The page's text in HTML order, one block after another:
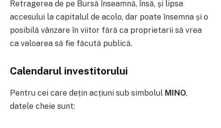
Retragerea de pe Bursă înseamnă, însă, și lipsa
accesului la capitalul de acolo, dar poate însemna și o
posibilă vânzare în viitor fără ca proprietarii să vrea
ca valoarea să fie făcută publică.
Calendarul investitorului
Pentru cei care dețin acțiuni sub simbolul MINO,
datele cheie sunt: